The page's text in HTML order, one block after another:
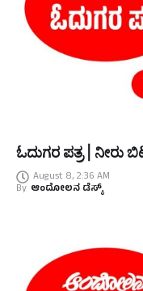
ಓದುಗರ ಪತ್ರ | ನೀರು
August 8, 2:36 AM
By ಆಂದೋಲನ ಡೆಸ್ಕ್